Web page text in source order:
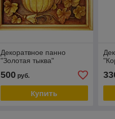
Декоратвное панно
"Золотая тыква"
500руб.
Купить